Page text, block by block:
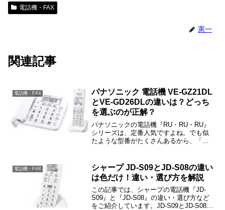
電話機・FAX
憲一
関連記事
電話機・FAX
パナソニック 電話機 VE-GZ21DL
とVE-GD26DLの違いは？どっち
を選ぶのが正解？
パナソニックの電話機『RU・RU・RU』
シリーズは、定番人気ですよね。でも似
たような型番がたくさんあるから、「違
VE-GD26DLのちがいや口コミ、価格情報
などを...
電話機・FAX
シャープ JD-S09とJD-S08の違い
は色だけ！違い・選び方を解説
この記事では、シャープの電話機『JD-
S09』と『JD-S08』の違い・選び方など
をご紹介しています。JD-S09とJD-S08の